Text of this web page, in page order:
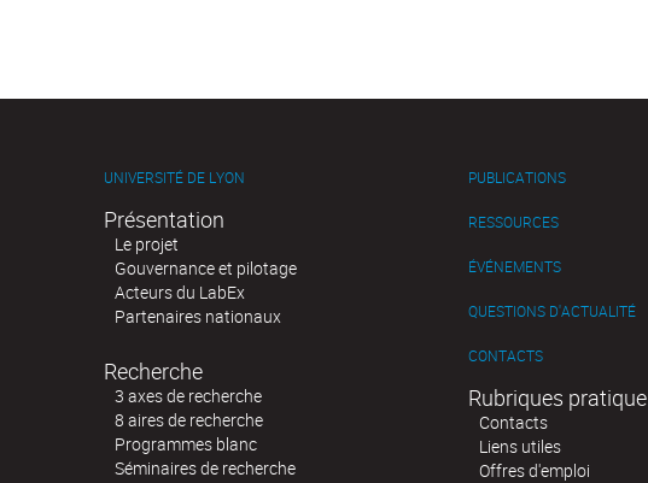
UNIVERSITÉ DE LYON
Présentation
Le projet
Gouvernance et pilotage
Acteurs du LabEx
Partenaires nationaux
Recherche
3 axes de recherche
8 aires de recherche
Programmes blanc
Séminaires de recherche
PUBLICATIONS
RESSOURCES
ÉVÉNEMENTS
QUESTIONS D'ACTUALITÉ
CONTACTS
Rubriques pratique
Contacts
Liens utiles
Offres d'emploi